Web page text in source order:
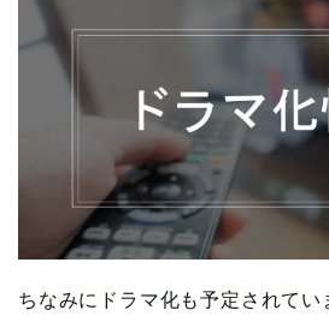
ちなみにドラマ化も予定されてい